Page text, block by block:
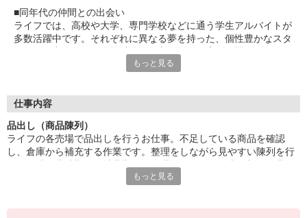
■同年代の仲間との出会い
ライフでは、高校や大学、専門学校などに通う学生アルバイトが
多数活躍中です。それぞれに異なる夢を持った、個性豊かなスタ
す。休日には、一緒に遊ぶ友達ができることも！同年代の仲間か
■笑顔で働ける職場
アットホームな雰囲気のお店です。長期で活躍するスタッフには
お客さまから笑顔でお声がけをいただくことも。最初は、覚えて
いただく作業が多く感じるかもしれませんが、難しいお仕事はあ
りませんので、どなたでも楽しく働くことができます。
もっと見る
仕事内容
品出し（商品陳列）
ライフの各売場で品出しを行うお仕事。不足している商品を確認
し、倉庫から補充する作業です。整理をしながら見やすい陳列を行
簡単な清掃をお任せすることも。困っているお客さまへのお声がけ
もっと見る